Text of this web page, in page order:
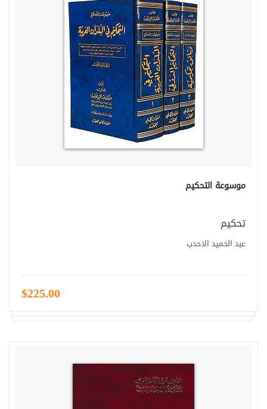
موسوعة التحكيم
تحكيم
عبد الحميد الاحدب
$225.00